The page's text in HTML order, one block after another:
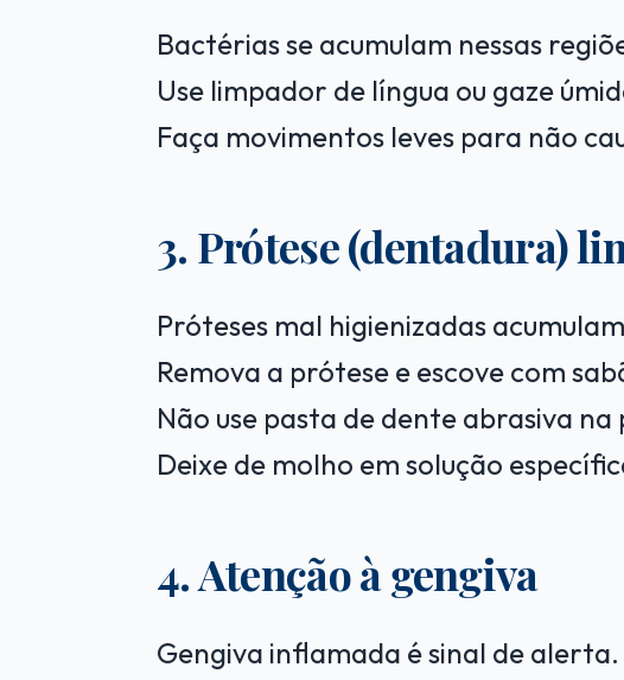
Bactérias se acumulam nessas
Use limpador de língua ou gaze
Faça movimentos leves para não
3. Prótese (dentadura)
Próteses mal higienizadas
Remova a prótese e escove com
Não use pasta de dente abrasiva na
Deixe de molho em solução
4. Atenção à gengiva
Gengiva inflamada é sinal de